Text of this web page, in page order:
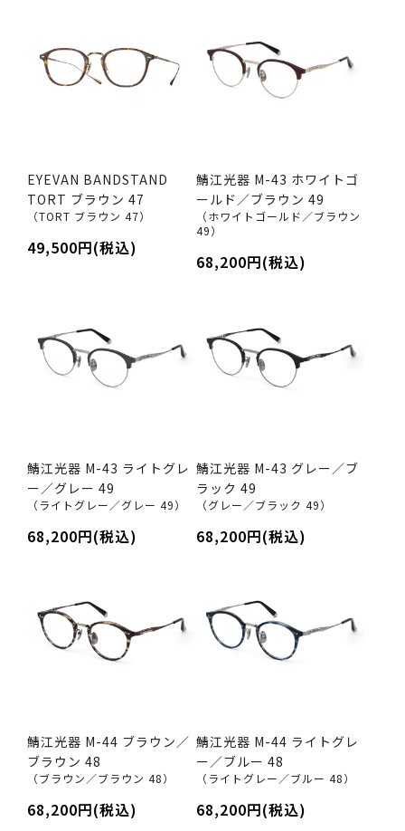
EYEVAN BANDSTAND
TORT ブラウン 47
（TORT ブラウン 47）
49,500円(税込)
鯖江光器 M-43 ホワイトゴ
ールド／ブラウン 49
（ホワイトゴールド／ブラウン
49）
68,200円(税込)
鯖江光器 M-43 ライトグレ
ー／グレー 49
（ライトグレー／グレー 49）
68,200円(税込)
鯖江光器 M-43 グレー／ブ
ラック 49
（グレー／ブラック 49）
68,200円(税込)
鯖江光器 M-44 ブラウン／
ブラウン 48
（ブラウン／ブラウン 48）
68,200円(税込)
鯖江光器 M-44 ライトグレ
ー／ブルー 48
（ライトグレー／ブルー 48）
68,200円(税込)